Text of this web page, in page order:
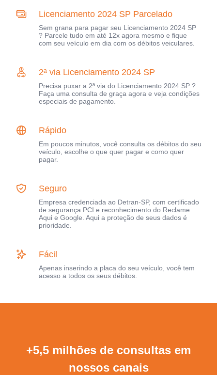
Licenciamento 2024 SP Parcelado
Sem grana para pagar seu Licenciamento 2024 SP
? Parcele tudo em até 12x agora mesmo e fique
com seu veículo em dia com os débitos veiculares.
2ª via Licenciamento 2024 SP
Precisa puxar a 2ª via do Licenciamento 2024 SP ?
Faça uma consulta de graça agora e veja condições
especiais de pagamento.
Rápido
Em poucos minutos, você consulta os débitos do seu
veículo, escolhe o que quer pagar e como quer
pagar.
Seguro
Empresa credenciada ao Detran-SP, com certificado
de segurança PCI e reconhecimento do Reclame
Aqui e Google. Aqui a proteção de seus dados é
prioridade.
Fácil
Apenas inserindo a placa do seu veículo, você tem
acesso a todos os seus débitos.
+5,5 milhões de consultas em
nossos canais